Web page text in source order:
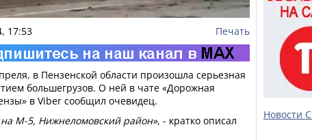
17:53 Печать
в Пензенской области произошла серьезная
большегрузов. О ней в чате «Дорожная
в Viber сообщил очевидец.
М-5, Нижнеломовский район», - кратко описал
Новости